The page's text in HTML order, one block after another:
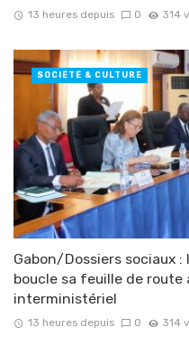
13 heures depuis 0 314
Gabon/Dossiers sociaux
boucle sa feuille de route
interministériel
13 heures depuis 0 314
SOCIÉTÉ & CULTURE